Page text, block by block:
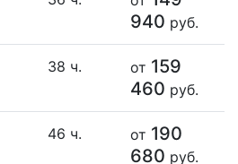
940 руб.
38 ч. от 159
460 руб.
46 ч. от 190
680 руб.